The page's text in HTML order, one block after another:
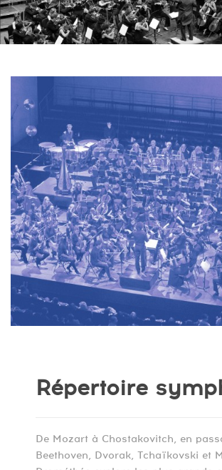
Répertoire
De Mozart à Chostakovitch, en
Beethoven, Dvorak, Tchaïkovski et